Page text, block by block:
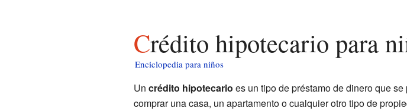
Crédito hipotecario para
Enciclopedia para niños
Un crédito hipotecario es un tipo de préstamo de dinero que
comprar una casa, un apartamento o cualquier otro tipo de